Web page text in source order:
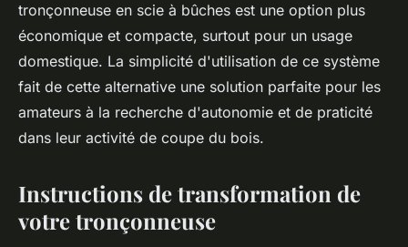
tronçonneuse en scie à bûches est une option plus
économique et compacte, surtout pour un usage
domestique. La simplicité d'utilisation de ce système
fait de cette alternative une solution parfaite pour les
amateurs à la recherche d'autonomie et de praticité
dans leur activité de coupe du bois.
Instructions de transformation de
votre tronçonneuse